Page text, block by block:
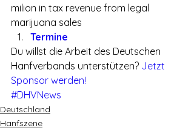
milion in tax revenue from legal
marijuana sales
Termine
Du willst die Arbeit des Deutschen
Hanfverbands unterstützen? Jetzt
Sponsor werden!
#DHVNews
Deutschland
Hanfszene